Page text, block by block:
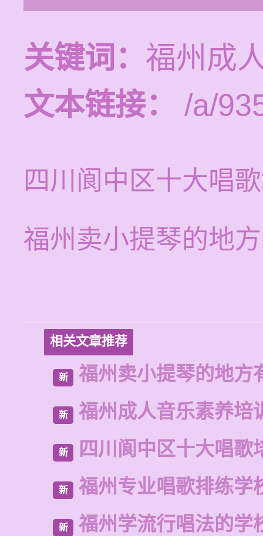
关键词： 福州成
文本链接：
/a/
四川阆中区十大唱
福州卖小提琴的地
相关文章推荐
新 福州卖小提琴的地方
新 福州成人音乐素养培
新 四川阆中区十大唱歌
新 福州专业唱歌排练学
新 福州学流行唱法的学